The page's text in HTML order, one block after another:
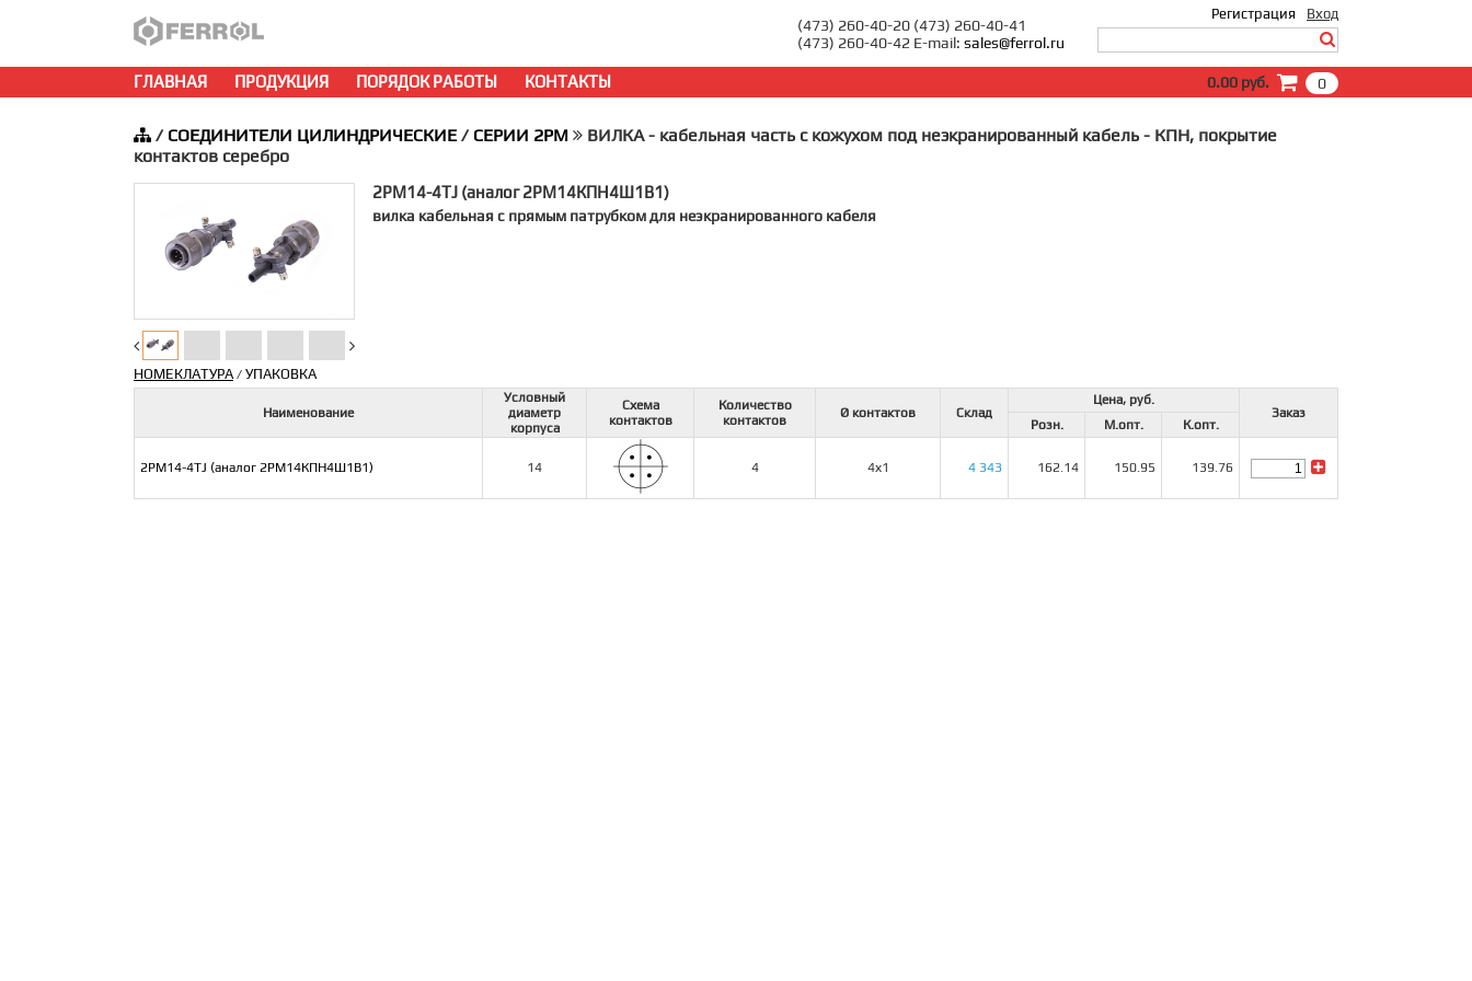
Вход
Запомнить меня
Регистрация
(473) 260-40-20 (473) 260-40-41
(473) 260-40-42 E-mail: sales@ferrol.ru
ГЛАВНАЯ ПРОДУКЦИЯ ПОРЯДОК РАБОТЫ КОНТАКТЫ 0
0.00 руб.
/ СОЕДИНИТЕЛИ ЦИЛИНДРИЧЕСКИЕ/ СЕРИИ 2PM
ВИЛКА - кабельная часть с кожухом под неэкранированный кабель - КПН, покрытие
контактов серебро
2PM14-4TJ (аналог 2РМ14КПН4Ш1В1)
вилка кабельная с прямым патрубком для неэкранированного кабеля
НОМЕКЛАТУРА/ УПАКОВКА
Наименование
Условный
диаметр
корпуса
Схема
контактов
Количество
контактов
Ø контактов Склад
Цена, руб.
Заказ
Розн. М.опт. К.опт.
2PM14-4TJ (аналог 2РМ14КПН4Ш1В1) 14 4 4х1 4 343 162.14 150.95 139.76